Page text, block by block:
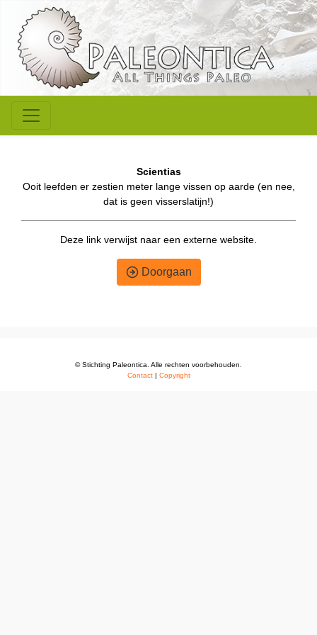
Scientias
Ooit leefden er zestien meter lange vissen op aarde (en nee,
dat is geen visserslatijn!)
Deze link verwijst naar een externe website.
Doorgaan
© Stichting Paleontica. Alle rechten voorbehouden.
Contact| Copyright